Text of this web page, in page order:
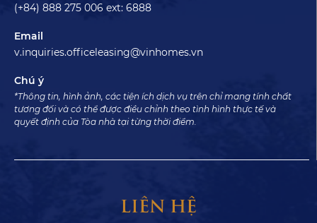
(+84) 888 275 006 ext: 6888
Email
v.inquiries.officeleasing@vinhomes.vn
Chú ý
*Thông tin, hình ảnh, các tiện ích dịch vụ trên chỉ mang tính chất
tương đối và có thể được điều chỉnh theo tình hình thực tế và
quyết định của Tòa nhà tại từng thời điểm.
LIÊN HỆ